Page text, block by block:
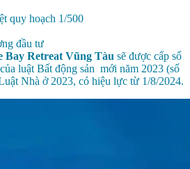
quy hoạch 1/500
đầu tư
Bay Retreat Vũng Tàu sẽ được cấp sổ
luật Bất động sản mới năm 2023 (số
Nhà ở 2023, có hiệu lực từ 1/8/2024.